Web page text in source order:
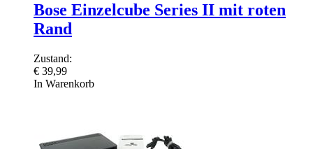
Bose Einzelcube Series II mit roten
Rand
Zustand:
€ 39,99
In Warenkorb